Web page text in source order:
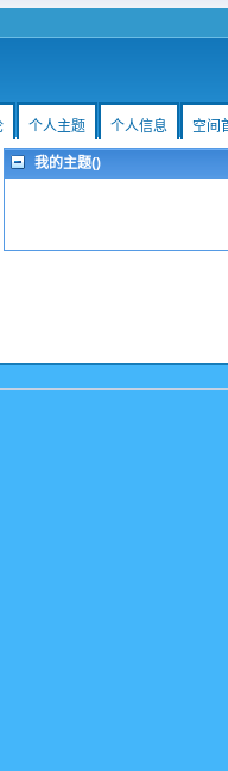
空间
个人信息
个人主题
我的主题()